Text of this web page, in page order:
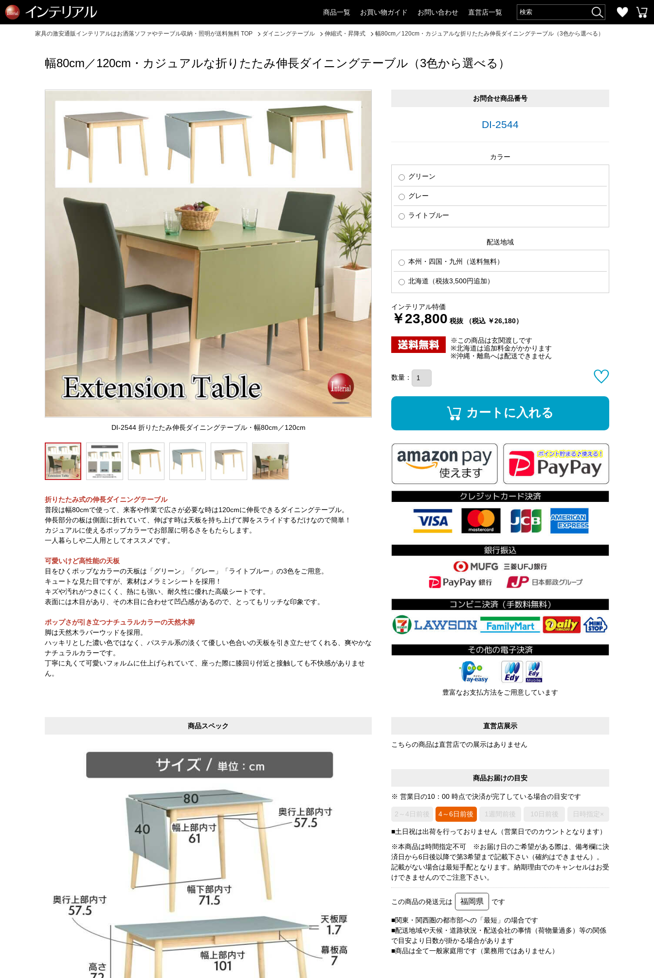
商品一覧 お買い物ガイド お問い合わせ 直営店一覧
家具の激安通販インテリアルはお洒落ソファやテーブル収納・照明が送料無料 TOP ダイニングテーブル 伸縮式・昇降式 幅80cm／120cm・カジュアルな折りたたみ伸長ダイニングテーブル（3色から選べる）
幅80cm／120cm・カジュアルな折りたたみ伸長ダイニングテーブル（3色から選べる）
DI-2544 折りたたみ伸長ダイニングテーブル・幅80cm／120cm
折りたたみ式の伸長ダイニングテーブル
普段は幅80cmで使って、来客や作業で広さが必要な時は120cmに伸長できるダイニングテーブル。
伸長部分の板は側面に折れていて、伸ばす時は天板を持ち上げて脚をスライドするだけなので簡単！
カジュアルに使えるポップカラーでお部屋に明るさをもたらします。
一人暮らしや二人用としてオススメです。
可愛いけど高性能の天板
目をひくポップなカラーの天板は「グリーン」「グレー」「ライトブルー」の3色をご用意。
キュートな見た目ですが、素材はメラミンシートを採用！
キズや汚れがつきにくく、熱にも強い、耐久性に優れた高級シートです。
表面には木目があり、その木目に合わせて凹凸感があるので、とってもリッチな印象です。
ポップさが引き立つナチュラルカラーの天然木脚
脚は天然木ラバーウッドを採用。
ハッキリとした濃い色ではなく、パステル系の淡くて優しい色合いの天板を引き立たせてくれる、爽やかな
ナチュラルカラーです。
丁寧に丸くて可愛いフォルムに仕上げられていて、座った際に膝回り付近と接触しても不快感がありませ
ん。
お問合せ商品番号
DI-2544
カラー
グリーン
グレー
ライトブルー
配送地域
本州・四国・九州（送料無料）
北海道（税抜3,500円追加）
インテリアル特価
￥23,800 税抜 （税込 ￥26,180）
※この商品は玄関渡しです
※北海道は追加料金がかかります
※沖縄・離島へは配送できません
数量：
カートに入れる
豊富なお支払方法をご用意しています
直営店展示
こちらの商品は直営店での展示はありません
商品お届けの目安
※ 営業日の10：00 時点で決済が完了している場合の目安です
2～4日前後 4～6日前後 1週間前後 10日前後 日時指定×
■土日祝は出荷を行っておりません（営業日でのカウントとなります）
※本商品は時間指定不可 ※お届け日のご希望がある際は、備考欄に決
済日から6日後以降で第3希望まで記載下さい（確約はできません）。
記載がない場合は最短手配となります。納期理由でのキャンセルはお受
けできませんのでご注意下さい。
この商品の発送元は 福岡県 です
■関東・関西圏の都市部への「最短」の場合です
■配送地域や天候・道路状況・配送会社の事情（荷物量過多）等の関係
で目安より日数が掛かる場合があります
■商品は全て一般家庭用です（業務用ではありません）
商品スペック